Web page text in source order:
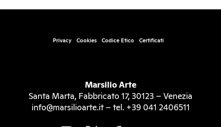
Privacy Cookies Codice Etico Certificati
Marsilio Arte
Santa Marta, Fabbricato 17, 30123 – Venezia
info@marsilioarte.it – tel. +39 041 2406511